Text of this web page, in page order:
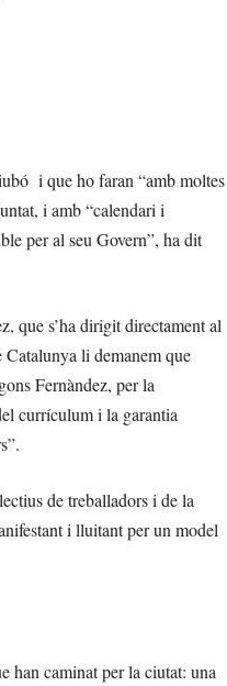
i que ho faran “amb moltes
i amb “calendari i
per al seu Govern”, ha dit
que s’ha dirigit directament al
li demanem que
Fernàndez, per la
currículum i la garantia
de treballadors i de la
i lluitant per un model
han caminat per la ciutat: una